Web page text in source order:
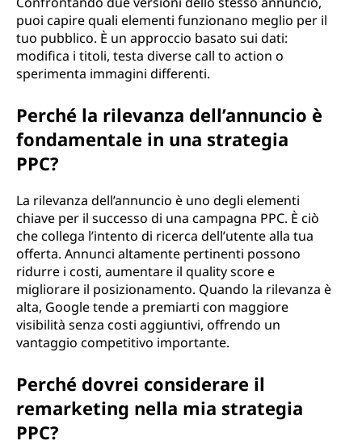
puoi capire quali elementi funzionano meglio per il
tuo pubblico. È un approccio basato sui dati:
modifica i titoli, testa diverse call to action o
sperimenta immagini differenti.
Perché la rilevanza dell’annuncio è
fondamentale in una strategia
PPC?
La rilevanza dell’annuncio è uno degli elementi
chiave per il successo di una campagna PPC. È ciò
che collega l’intento di ricerca dell’utente alla tua
offerta. Annunci altamente pertinenti possono
ridurre i costi, aumentare il quality score e
migliorare il posizionamento. Quando la rilevanza è
alta, Google tende a premiarti con maggiore
visibilità senza costi aggiuntivi, offrendo un
vantaggio competitivo importante.
Perché dovrei considerare il
remarketing nella mia strategia
PPC?